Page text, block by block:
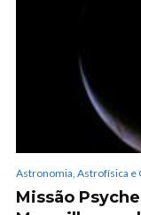
Astronomia, Astrofísica e
Missão